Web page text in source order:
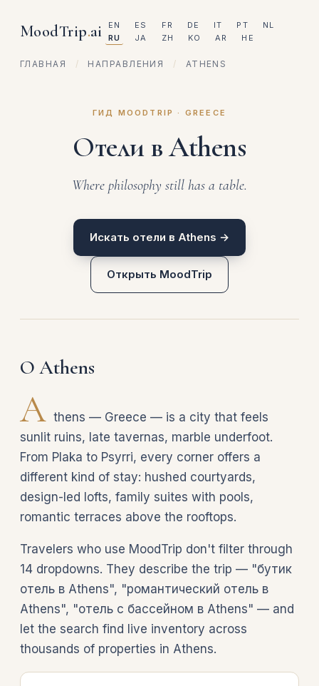
MoodTrip.ai EN ES FR DE IT PT
NL
RU
JA ZH KO AR HE
ГЛАВНАЯ / НАПРАВЛЕНИЯ / ATHENS
ГИД MOODTRIP · GREECE
Отели в Athens
Where philosophy still has a table.
Искать отели в Athens →
Открыть MoodTrip
О Athens
A thens — Greece — is a city that feels
sunlit ruins, late tavernas, marble underfoot.
From Plaka to Psyrri, every corner offers a
different kind of stay: hushed courtyards,
design-led lofts, family suites with pools,
romantic terraces above the rooftops.
Travelers who use MoodTrip don't filter through
14 dropdowns. They describe the trip — "бутик
отель в Athens", "романтический отель в
Athens", "отель с бассейном в Athens" — and
let the search find live inventory across
thousands of properties in Athens.